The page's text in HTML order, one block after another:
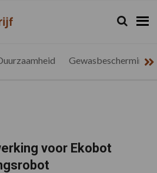
Zoeken...
Zoek
Gewasbescherming
voor Ekobot